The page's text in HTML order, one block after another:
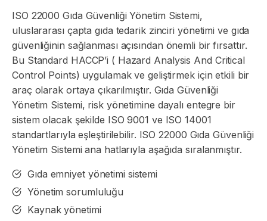
ISO 22000 Gıda Güvenliği Yönetim Sistemi,
uluslararası çapta gıda tedarik zinciri yönetimi ve gıda
güvenliğinin sağlanması açısından önemli bir fırsattır.
Bu Standard HACCP’i ( Hazard Analysis And Critical
Control Points) uygulamak ve geliştirmek için etkili bir
araç olarak ortaya çıkarılmıştır. Gıda Güvenliği
Yönetim Sistemi, risk yönetimine dayalı entegre bir
sistem olacak şekilde ISO 9001 ve ISO 14001
standartlarıyla eşleştirilebilir. ISO 22000 Gıda Güvenliği
Yönetim Sistemi ana hatlarıyla aşağıda sıralanmıştır.
Gıda emniyet yönetimi sistemi
Yönetim sorumluluğu
Kaynak yönetimi